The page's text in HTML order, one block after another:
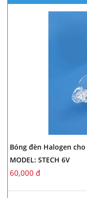
Bóng đèn Halogen
MODEL: STECH 6V
60,000 đ